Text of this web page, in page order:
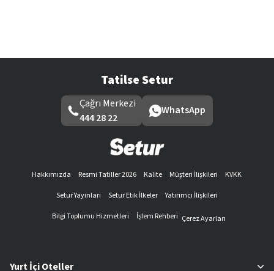
Tatilse Setur
Çağrı Merkezi
444 28 22
WhatsApp
Hakkımızda Resmi Tatiller 2026 Kalite Müşteri İlişkileri
KVKK
Setur Yayınları
Setur Etik İlkeler
Yatırımcı İlişkileri
Bilgi Toplumu Hizmetleri
İşlem Rehberi Çerez Ayarları
Yurt İçi Oteller